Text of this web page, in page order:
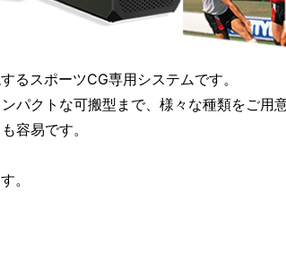
るスポーツCG専用システムです。
パクトな可搬型まで、様々な種類をご
容易です。
。